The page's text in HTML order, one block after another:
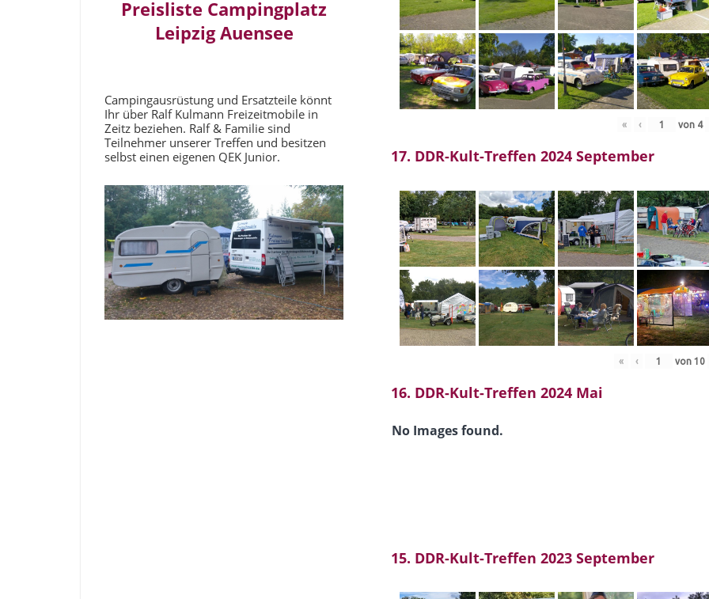
« ‹ von 4
17. DDR-Kult-Treffen 2024 September
« ‹ von10
16. DDR-Kult-Treffen 2024 Mai
No Images found.
15. DDR-Kult-Treffen 2023 September
Preisliste Campingplatz
Leipzig Auensee
Campingausrüstung und Ersatzteile könnt
Ihr über Ralf Kulmann Freizeitmobile in
Zeitz beziehen. Ralf & Familie sind
Teilnehmer unserer Treffen und besitzen
selbst einen eigenen QEK Junior.